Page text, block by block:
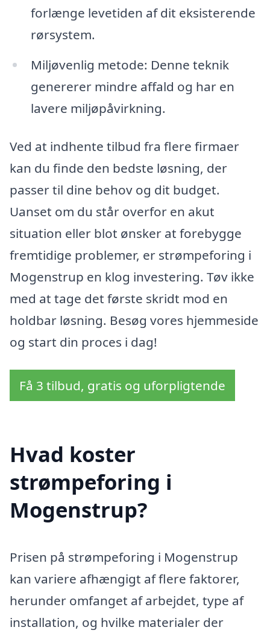
forlænge levetiden af dit eksisterende
rørsystem.
Miljøvenlig metode: Denne teknik
genererer mindre affald og har en
lavere miljøpåvirkning.
Ved at indhente tilbud fra flere firmaer
kan du finde den bedste løsning, der
passer til dine behov og dit budget.
Uanset om du står overfor en akut
situation eller blot ønsker at forebygge
fremtidige problemer, er strømpeforing i
Mogenstrup en klog investering. Tøv ikke
med at tage det første skridt mod en
holdbar løsning. Besøg vores hjemmeside
og start din proces i dag!
Få 3 tilbud, gratis og uforpligtende
Hvad koster
strømpeforing i
Mogenstrup?
Prisen på strømpeforing i Mogenstrup
kan variere afhængigt af flere faktorer,
herunder omfanget af arbejdet, type af
installation, og hvilke materialer der